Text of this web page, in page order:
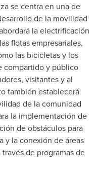
se centra en una de
de la movilidad
la electrificación
flotas empresariales,
las bicicletas y los
compartido y público
visitantes y al
también establecerá
de la comunidad
la implementación de
de obstáculos para
y la conexión de áreas
de programas de